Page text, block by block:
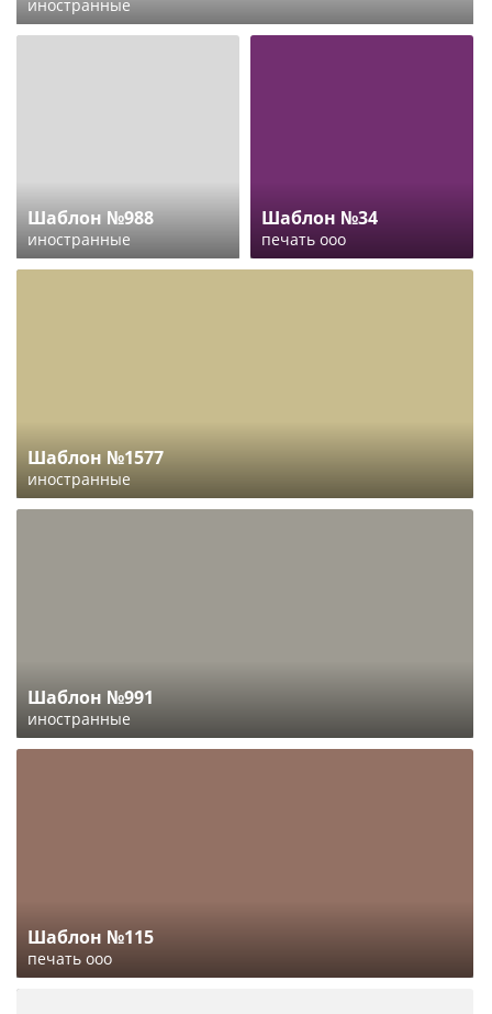
иностранные
Шаблон №988
иностранные
Шаблон №34
печать ооо
Шаблон №1577
иностранные
Шаблон №991
иностранные
Шаблон №115
печать ооо